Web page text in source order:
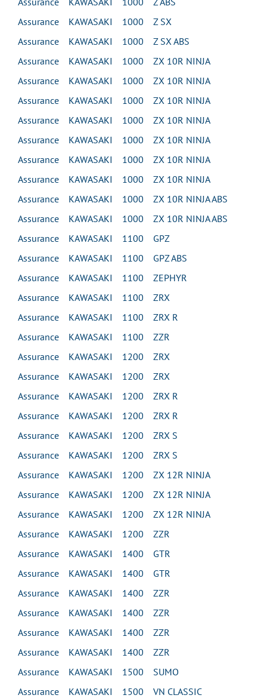
Assurance KAWASAKI 1000 Z SX
Assurance KAWASAKI 1000 Z SX ABS
Assurance KAWASAKI 1000 ZX 10R NINJA
Assurance KAWASAKI 1000 ZX 10R NINJA
Assurance KAWASAKI 1000 ZX 10R NINJA
Assurance KAWASAKI 1000 ZX 10R NINJA
Assurance KAWASAKI 1000 ZX 10R NINJA
Assurance KAWASAKI 1000 ZX 10R NINJA
Assurance KAWASAKI 1000 ZX 10R NINJA
Assurance KAWASAKI 1000 ZX 10R NINJA ABS
Assurance KAWASAKI 1000 ZX 10R NINJA ABS
Assurance KAWASAKI 1100 GPZ
Assurance KAWASAKI 1100 GPZ ABS
Assurance KAWASAKI 1100 ZEPHYR
Assurance KAWASAKI 1100 ZRX
Assurance KAWASAKI 1100 ZRX R
Assurance KAWASAKI 1100 ZZR
Assurance KAWASAKI 1200 ZRX
Assurance KAWASAKI 1200 ZRX
Assurance KAWASAKI 1200 ZRX R
Assurance KAWASAKI 1200 ZRX R
Assurance KAWASAKI 1200 ZRX S
Assurance KAWASAKI 1200 ZRX S
Assurance KAWASAKI 1200 ZX 12R NINJA
Assurance KAWASAKI 1200 ZX 12R NINJA
Assurance KAWASAKI 1200 ZX 12R NINJA
Assurance KAWASAKI 1200 ZZR
Assurance KAWASAKI 1400 GTR
Assurance KAWASAKI 1400 GTR
Assurance KAWASAKI 1400 ZZR
Assurance KAWASAKI 1400 ZZR
Assurance KAWASAKI 1400 ZZR
Assurance KAWASAKI 1400 ZZR
Assurance KAWASAKI 1500 SUMO
Assurance KAWASAKI 1500 VN CLASSIC